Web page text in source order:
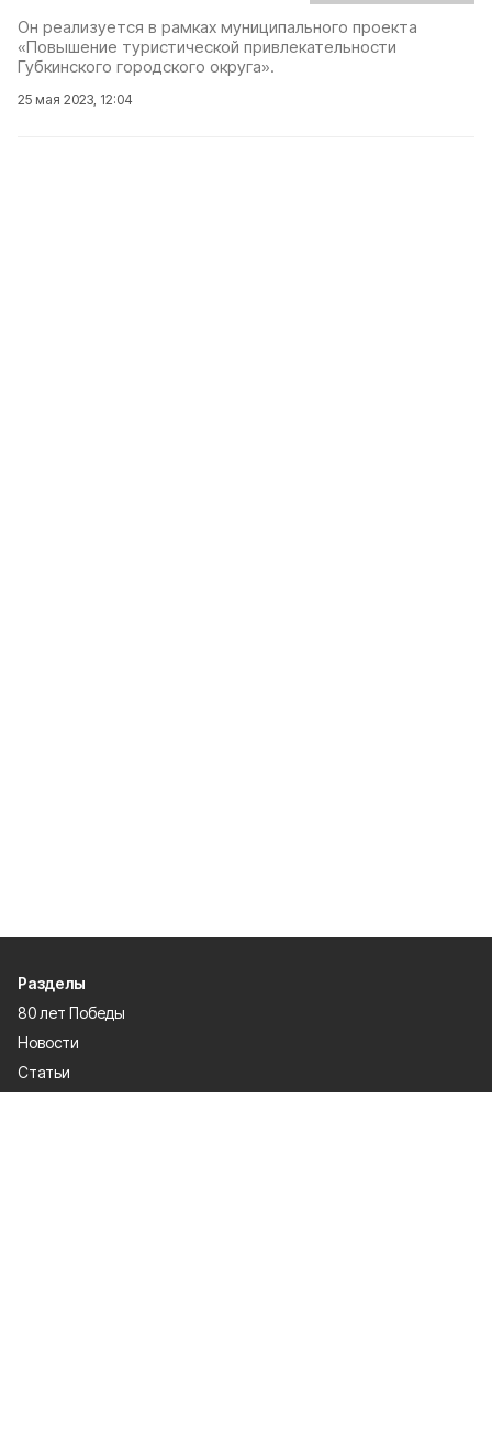
Он реализуется в рамках муниципального проекта
«Повышение туристической привлекательности
Губкинского городского округа».
25 мая 2023, 12:04
Разделы
80 лет Победы
Новости
Статьи